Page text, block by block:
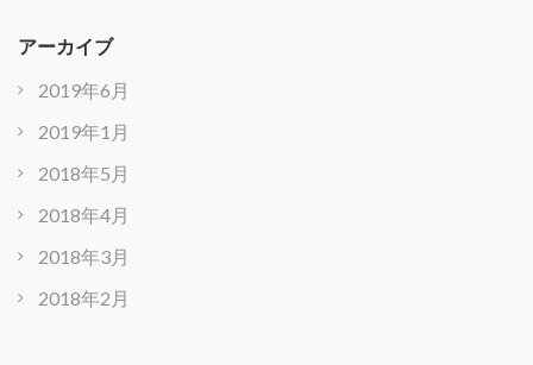
アーカイブ
2019年6月
2019年1月
2018年5月
2018年4月
2018年3月
2018年2月